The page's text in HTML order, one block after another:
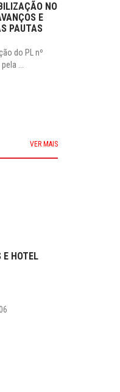
NO
E
PAUTAS
do PL nº
...
VER MAIS
E HOTEL